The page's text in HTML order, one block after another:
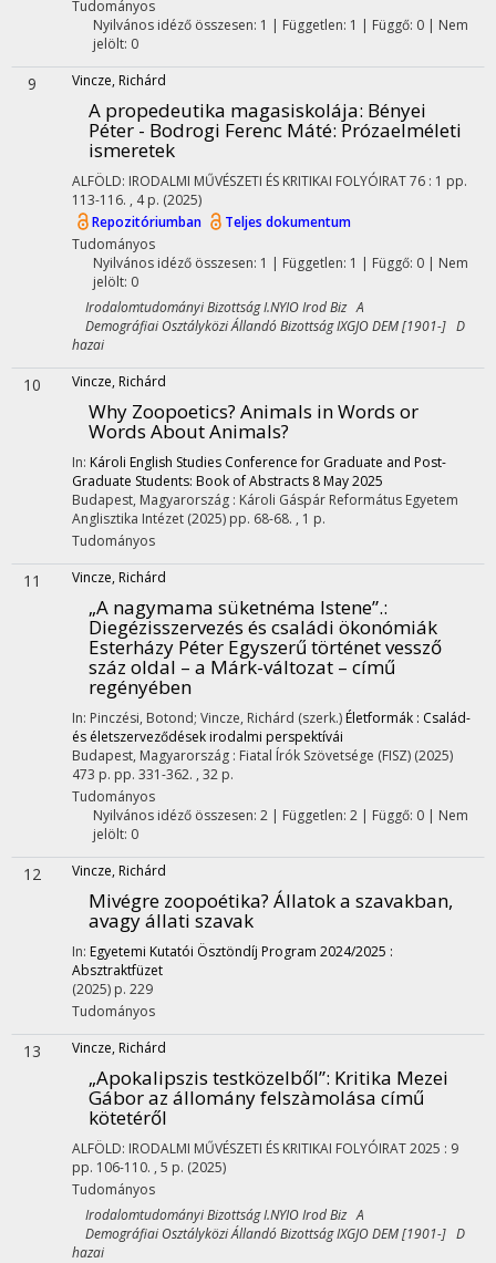
Tudományos
Nyilvános idéző összesen: 1 | Független: 1 | Függő: 0 | Nem
jelölt: 0
9 Vincze, Richárd
A propedeutika magasiskolája: Bényei
Péter - Bodrogi Ferenc Máté: Prózaelméleti
ismeretek
ALFÖLD: IRODALMI MŰVÉSZETI ÉS KRITIKAI FOLYÓIRAT76 : 1 pp.
113-116. , 4 p. (2025)
Repozitóriumban
Teljes dokumentum
Tudományos
Nyilvános idéző összesen: 1 | Független: 1 | Függő: 0 | Nem
jelölt: 0
Irodalomtudományi Bizottság I.NYIO Irod Biz A
Demográfiai Osztályközi Állandó Bizottság IXGJO DEM [1901-] D
hazai
10 Vincze, Richárd
Why Zoopoetics? Animals in Words or
Words About Animals?
In: Károli English Studies Conference for Graduate and Post-
Graduate Students: Book of Abstracts 8 May 2025
Budapest, Magyarország : Károli Gáspár Református Egyetem
Anglisztika Intézet (2025) pp. 68-68. , 1 p.
Tudományos
11 Vincze, Richárd
„A nagymama süketnéma Istene”.:
Diegézisszervezés és családi ökonómiák
Esterházy Péter Egyszerű történet vessző
száz oldal – a Márk-változat – című
regényében
In: Pinczési, Botond; Vincze, Richárd (szerk.) Életformák : Család-
és életszerveződések irodalmi perspektívái
Budapest, Magyarország : Fiatal Írók Szövetsége (FISZ) (2025)
473 p. pp. 331-362. , 32 p.
Tudományos
Nyilvános idéző összesen: 2| Független: 2 | Függő: 0 | Nem
jelölt: 0
12 Vincze, Richárd
Mivégre zoopoétika? Állatok a szavakban,
avagy állati szavak
In: Egyetemi Kutatói Ösztöndíj Program 2024/2025 :
Absztraktfüzet
(2025) p. 229
Tudományos
13 Vincze, Richárd
„Apokalipszis testközelből”: Kritika Mezei
Gábor az állomány felszàmolása című
kötetéről
ALFÖLD: IRODALMI MŰVÉSZETI ÉS KRITIKAI FOLYÓIRAT2025 : 9
pp. 106-110. , 5 p. (2025)
Tudományos
Irodalomtudományi Bizottság I.NYIO Irod Biz A
Demográfiai Osztályközi Állandó Bizottság IXGJO DEM [1901-] D
hazai